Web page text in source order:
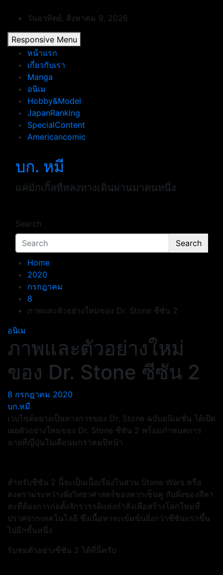
content
วันอาทิตย์, สิงหาคม 9, 2026
Responsive Menu
หน้าแรก
เกี่ยวกับเรา
Manga
อนิเม
Hobby&Model
JapanRanking
SpecialContent
Americancomic
บก. หมี
แค่มักเกิ้ลที่หลงทางเดินผ่านมาคนหนึ่ง
Search
Search
Home
2020
กรกฎาคม
8
ภาพและตัวอย่างใหม่ของ Dr. Stone ซีซัน 2
อนิเม
ภาพและตัวอย่างใหม่
ของ Dr. Stone ซีซัน 2
8 กรกฎาคม 2020
บก.หมี
เวบไซต์อย่างเป็นทางการของ Dr. Stone ฉบับอนิเมชั่น ได้เปิด
เผยตัวอย่างใหม่ของ Dr. Stone ซีซัน 2 พร้อมกำหนดการ
ฉายที่ญี่ปุ่นในเดือนมกราคมปีหน้า
สำหรับซีซัน 2 นี้จะเป็นเนื้อเรื่องในส่วน Stone Wars หรือ
สงครามระหว่างฝั่งวิทยาศาสตร์ของพวกเซ็นคู กับฝั่งของสึคา
สะที่ต้องการก่อตั้งจักรวรรดิแห่งกำลังเพื่อสร้างโลกใหม่ที่
ปราศจากเทคโนโลยี ซึ่งเนื้อหาจะเข้มข้นยิ่งกว่าซีซันแรกขึ้น
ไปอีกขั้นหนึ่ง
รับชมตัวอย่างซีซัน 2 ได้ที่นี่ครับ